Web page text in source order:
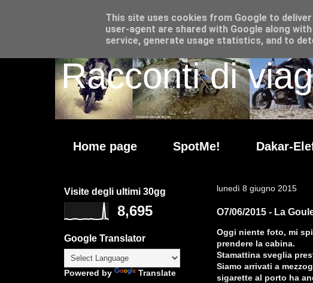
Racconti di
Home page SpotMe! Dakar-
lunedì 8 giugno 2015
O7/06/2015 - La
Oggi niente foto, mi
prendere la cabina.
Stamattina sveglia
Siamo arrivati a
sigarette al porto ha
Visite degli ultimi 30gg
8,695
Google Translator
Powered by Translate
This site uses cookies from Google to
user-agent are shared with Google along
service, generate usage statistics, and to